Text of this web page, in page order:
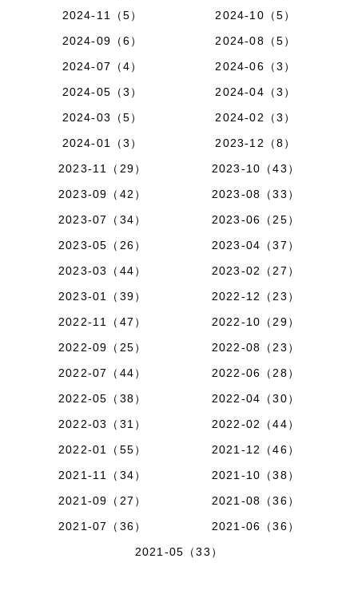
2024-11（5）
2024-10（5）
2024-09（6）
2024-08（5）
2024-07（4）
2024-06（3）
2024-05（3）
2024-04（3）
2024-03（5）
2024-02（3）
2024-01（3）
2023-12（8）
2023-11（29）
2023-10（43）
2023-09（42）
2023-08（33）
2023-07（34）
2023-06（25）
2023-05（26）
2023-04（37）
2023-03（44）
2023-02（27）
2023-01（39）
2022-12（23）
2022-11（47）
2022-10（29）
2022-09（25）
2022-08（23）
2022-07（44）
2022-06（28）
2022-05（38）
2022-04（30）
2022-03（31）
2022-02（44）
2022-01（55）
2021-12（46）
2021-11（34）
2021-10（38）
2021-09（27）
2021-08（36）
2021-07（36）
2021-06（36）
2021-05（33）